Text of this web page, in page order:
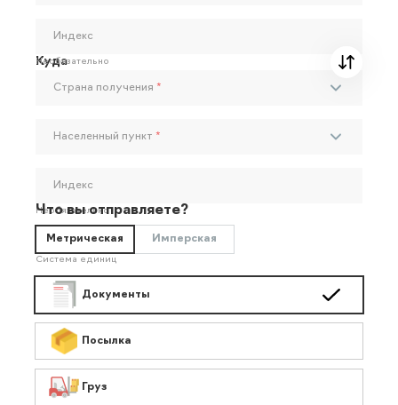
Индекс
Необязательно
Куда
Страна получения *
Населенный пункт *
Индекс
Необязательно
Что вы отправляете?
Метрическая Имперская
Система единиц
Документы
Посылка
Груз